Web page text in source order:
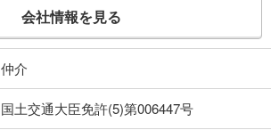
会社情報を見る
仲介
国土交通大臣免許(5)第006447号